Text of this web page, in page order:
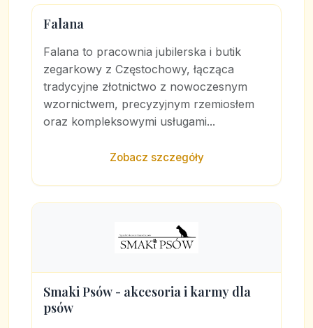
Falana
Falana to pracownia jubilerska i butik
zegarkowy z Częstochowy, łącząca
tradycyjne złotnictwo z nowoczesnym
wzornictwem, precyzyjnym rzemiosłem
oraz kompleksowymi usługami...
Zobacz szczegóły
Smaki Psów - akcesoria i karmy dla
psów